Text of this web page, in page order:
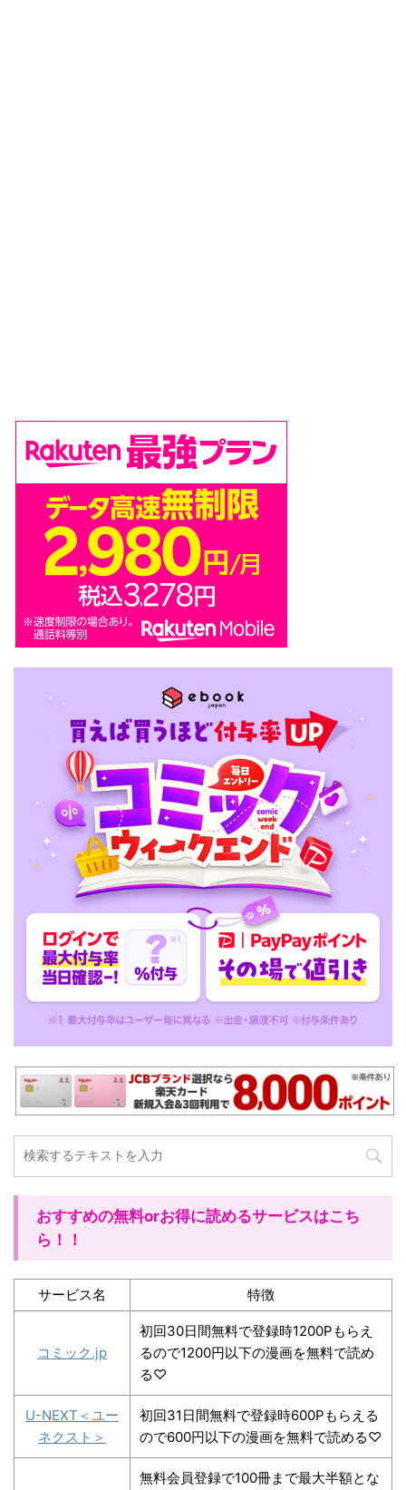
おすすめの無料orお得に読めるサービスはこち
ら！！
サービス名 特徴
コミック.jp
初回30日間無料で登録時1200Pもらえ
るので1200円以下の漫画を無料で読め
る♡
U-NEXT＜ユー
ネクスト＞
初回31日間無料で登録時600Pもらえる
ので600円以下の漫画を無料で読める♡
無料会員登録で100冊まで最大半額とな